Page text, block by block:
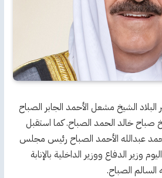
الشيخ مشعل الأحمد الجابر الصباح
صباح خالد الحمد الصباح. كما استقبل
عبدالله الأحمد الصباح رئيس مجلس
وزير الدفاع ووزير الداخلية بالإنابة
السالم الصباح.